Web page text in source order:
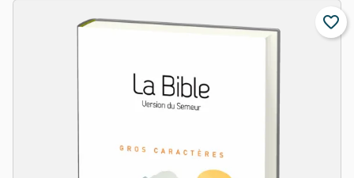
favorite_border